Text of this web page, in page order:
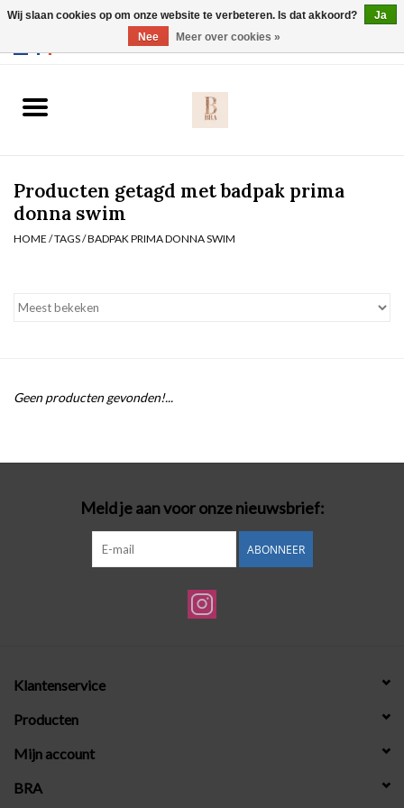
Slip
Body
Homewear
Producten getagd met badpak prima
donna swim
HOME /TAGS/BADPAK PRIMA DONNA SWIM
Geen producten gevonden!...
Meld je aan voor onze nieuwsbrief:
ABONNEER
Klantenservice
Producten
Mijn account
BRA
Wij slaan cookies op om onze website te verbeteren. Is dat akkoord?
Ja
Nee
Meer over cookies »
Webshop werkt met EU maten. .